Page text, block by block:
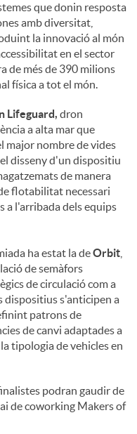
que donin resposta
amb diversitat,
la innovació al món
en el sector
de més de 390 milions
física a tot el món.
Lifeguard, dron
a alta mar que
major nombre de vides
disseny d'un dispositiu
de manera
flotabilitat necessari
a l'arribada dels equips
ha estat la deOrbit
de semàfors
de circulació com a
dispositius s'anticipen a
patrons de
de canvi adaptades a
tipologia de vehicles en
podran gaudir de
de coworking Makers of